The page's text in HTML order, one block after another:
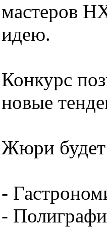
мастеров
идею.
Конкурс
новые
Жюри будет
-
-